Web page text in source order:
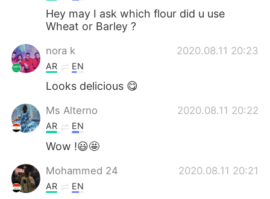
Hey may I ask which flour did u use
Wheat or Barley ?
nora k 2020.08.11 20:23
AR EN
Looks delicious 😋
Ms Alterno 2020.08.11 20:22
AR EN
Wow !😃🤩
Mohammed 24 2020.08.11 20:21
AR EN